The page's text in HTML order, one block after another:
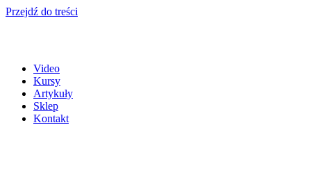
Przejdź do treści
Video
Kursy
Artykuły
Sklep
Kontakt